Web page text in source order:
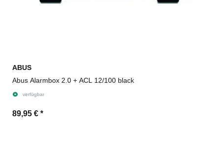
ABUS
Abus Alarmbox 2.0 + ACL 12/100 black
verfügbar
89,95 € *